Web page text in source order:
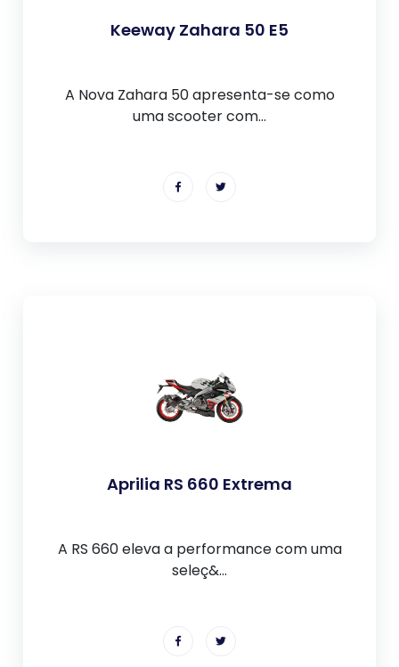
Keeway Zahara 50 E5
A Nova Zahara 50 apresenta-se como
uma scooter com...
Aprilia RS 660 Extrema
A RS 660 eleva a performance com uma
seleç&...